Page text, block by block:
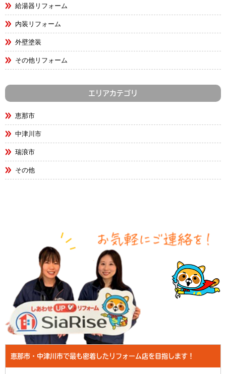
給湯器リフォーム
内装リフォーム
外壁塗装
その他リフォーム
エリアカテゴリ
恵那市
中津川市
瑞浪市
その他
恵那市・中津川市で最も密着したリフォーム店を目指します！